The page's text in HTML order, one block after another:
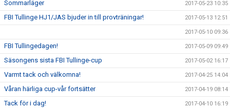
Sommarläger 2017-05-23 10:35
FBI Tullinge HJ1/JAS bjuder in till provträningar! 2017-05-13 12:51
2017-05-10 09:36
FBI Tullingedagen! 2017-05-09 09:49
Säsongens sista FBI Tullinge-cup 2017-05-02 16:17
Varmt tack och välkomna! 2017-04-25 14:04
Våran härliga cup-vår fortsätter 2017-04-19 08:14
Tack för i dag! 2017-04-10 16:19